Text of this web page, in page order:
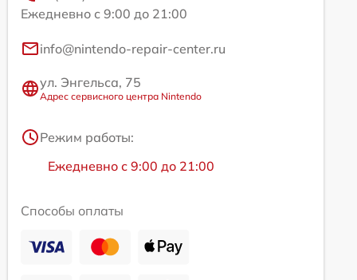
Ежедневно с 9:00 до 21:00
info@nintendo-repair-center.ru
ул. Энгельса, 75
Адрес сервисного центра Nintendo
Режим работы:
Ежедневно с 9:00 до 21:00
Способы оплаты